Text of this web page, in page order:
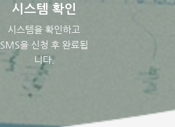
시스템 확인
시스템을 확인하고
SMS을 신청 후 완료됩
니다.